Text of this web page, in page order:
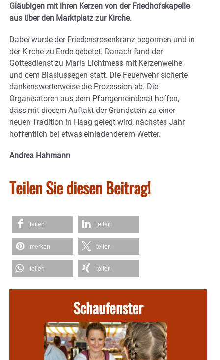
Gläubigen mit ihren Kerzen von der Friedhofskapelle
aus über den Marktplatz zur Kirche.
Dabei wurde der Friedensrosenkranz begonnen und in
der Kirche zu Ende gebetet. Danach fand der
Gottesdienst zu Maria Lichtmess mit Kerzenweihe
und dem Blasiussegen statt. Die Feuerwehr sicherte
dankenswerterweise die Prozession ab. Die
Organisatoren aus dem Pfarrgemeinderat hoffen,
dass mit diesem Auftakt der Grundstein zu einer
neuen Tradition in Haag gelegt wird, nächstes Jahr
hoffentlich bei etwas einladenderem Wetter.
Andrea Hahmann
Teilen Sie diesen Beitrag!
teilen teilen
merken teilen
teilen teilen
Schaufenster